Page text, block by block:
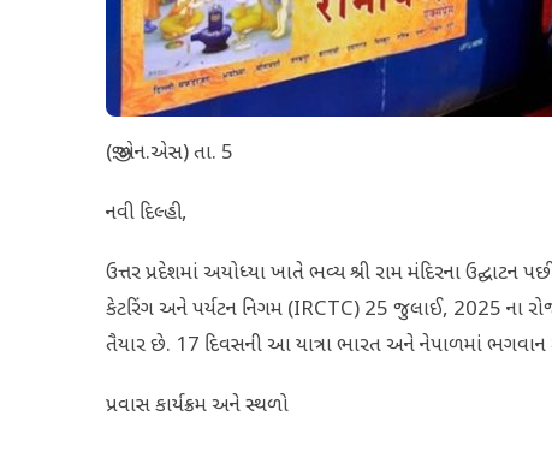
(જી.એન.એસ) તા. 5
નવી દિલ્હી,
ઉત્તર પ્રદેશમાં અયોધ્યા ખાતે ભવ્ય શ્રી રામ મંદિરના ઉદ્ઘાટન
કેટરિંગ અને પર્યટન નિગમ (IRCTC) 25 જુલાઈ, 2025 ના રોજ
તૈયાર છે. 17 દિવસની આ યાત્રા ભારત અને નેપાળમાં
પ્રવાસ કાર્યક્રમ અને સ્થળો